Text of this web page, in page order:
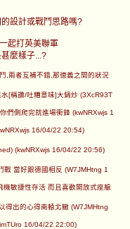
設計或戰鬥思路嗎?
起打英美聯軍
麼樣子...?
,兩者互補不錯,那徳義之間的狀況
[稱讚/吐糟意味]大鍋炒 (3XcR93T
們側爬完就進場衝鋒 (kwNRXwjs 1
16/04/22 20:54)
(kwNRXwjs 16/04/22 20:56)
戰 當好跟德國相反 (W7JMHtng 1
敏捷性存活 而且喜歡開放式座艙
得出的心得南轅北轍 (W7JMHtng
16/04/22 22:00)